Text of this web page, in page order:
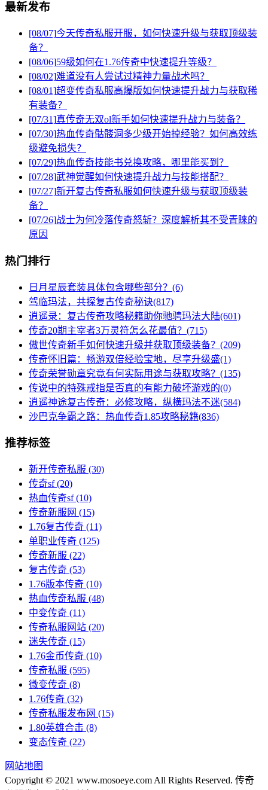
最新发布
[08/07]今天传奇私服开服，如何快速升级与获取顶级装
备？
[08/06]59级如何在1.76传奇中快速提升等级？
[08/02]难道没有人尝试过精神力量战术吗？
[08/01]超变传奇私服高爆版如何快速提升战力与获取稀
有装备？
[07/31]真传奇无双ol新手如何快速提升战力与装备？
[07/30]热血传奇骷髅洞多少级开始掉经验？如何高效练
级避免损失？
[07/29]热血传奇技能书兑换攻略，哪里能买到？
[07/28]武神觉醒如何快速提升战力与技能搭配？
[07/27]新开复古传奇私服如何快速升级与获取顶级装
备？
[07/26]战士为何冷落传奇怒斩？深度解析其不受青睐的
原因
热门排行
日月星辰套装具体包含哪些部分？(6)
驾临玛法，共探复古传奇秘诀(817)
逍遥录：复古传奇攻略秘籍助你驰骋玛法大陆(601)
传奇20期主宰者3万灵符怎么花最值？(715)
傲世传奇新手如何快速升级并获取顶级装备？(209)
传奇怀旧篇：畅游双倍经验宝地，尽享升级盛(1)
传奇荣誉勋章究竟有何实际用途与获取攻略？(135)
传说中的特殊戒指是否真的有能力破坏游戏的(0)
逍遥神途复古传奇：必修攻略，纵横玛法不迷(584)
沙巴克争霸之路：热血传奇1.85攻略秘籍(836)
推荐标签
新开传奇私服 (30)
传奇sf(20)
热血传奇sf(10)
传奇新服网 (15)
1.76复古传奇 (11)
单职业传奇 (125)
传奇新服 (22)
复古传奇 (53)
1.76版本传奇 (10)
热血传奇私服 (48)
中变传奇 (11)
传奇私服网站 (20)
迷失传奇 (15)
1.76金币传奇 (10)
传奇私服 (595)
微变传奇 (8)
1.76传奇 (32)
传奇私服发布网 (15)
1.80英雄合击 (8)
变态传奇 (22)
网站地图
Copyright © 2021 www.mosoeye.com All Rights Reserved. 传奇